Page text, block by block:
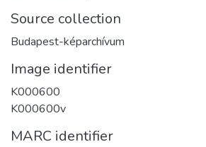
Source collection
Budapest-képarchívum
Image identifier
K000600
K000600v
MARC identifier